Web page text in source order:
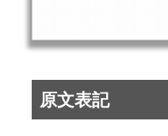
原文表記